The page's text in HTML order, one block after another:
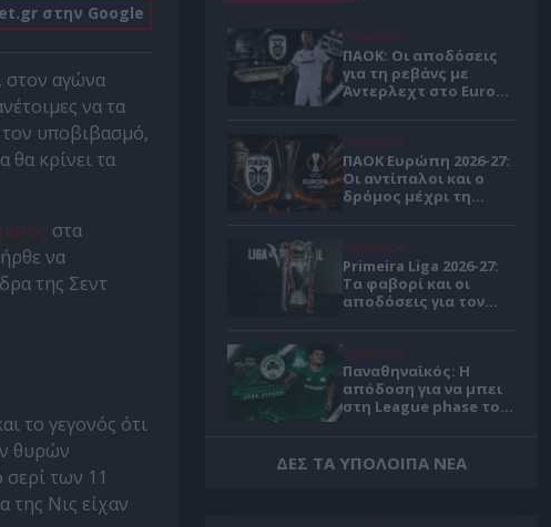
στην Google
στον αγώνα
να τα
υποβιβασμό,
κρίνει τα
στα
να
της Σεντ
το γεγονός ότι
θυρών
των 11
της Νις είχαν
ΠΑΟΚ: Οι αποδόσεις
για τη ρεβάνς με
Άντερλεχτ στο Europa
07/08/2026
ΠΑΟΚ Ευρώπη 2026-27:
Οι αντίπαλοι και ο
δρόμος μέχρι τη
07/08/2026
Primeira Liga 2026-27:
Τα φαβορί και οι
αποδόσεις για τον
06/08/2026
Παναθηναϊκός: Η
απόδοση για να μπει
στη League phase του
06/08/2026
Παναθηναϊκός
06/08/2026
ΔΕΣ ΤΑ ΥΠΟΛΟΙΠΑ ΝΕΑ